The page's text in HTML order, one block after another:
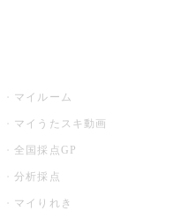
マイルーム
マイうたスキ動画
全国採点GP
分析採点
マイりれき